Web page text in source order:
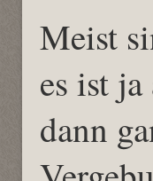
Meist
es ist
dann